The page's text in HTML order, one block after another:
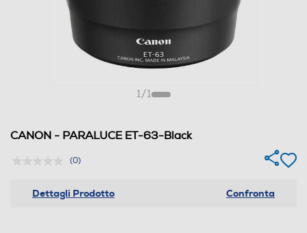
1/1
CANON - PARALUCE ET-63-Black
(0)
Dettagli Prodotto Confronta